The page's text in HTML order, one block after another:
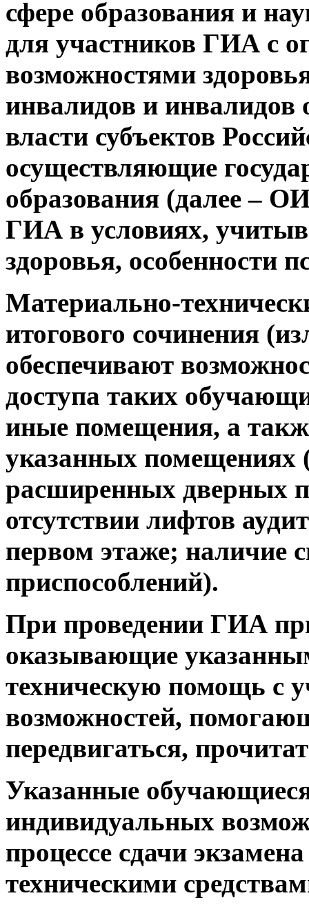
сфере образования и
для участников ГИА с
возможностями
инвалидов и инвалидов
власти субъектов
осуществляющие
образования (далее –
ГИА в условиях,
здоровья, особенности
Материально-
итогового сочинения
обеспечивают
доступа таких
иные помещения, а
указанных помещениях
расширенных дверных
отсутствии лифтов
первом этаже; наличие
приспособлений).
При проведении ГИА
оказывающие
техническую помощь с
возможностей,
передвигаться,
Указанные
индивидуальных
процессе сдачи
техническими